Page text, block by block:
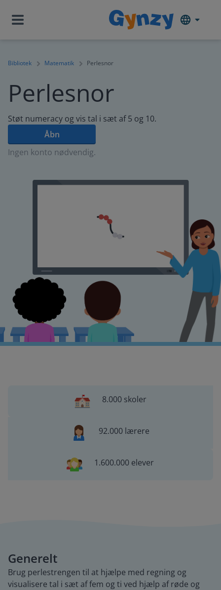
Bibliotek Matematik Perlesnor
Perlesnor
Støt numeracy og vis tal i sæt af 5 og 10.
Åbn
Ingen konto nødvendig.
8.000 skoler
92.000 lærere
1.600.000 elever
Generelt
Brug perlestrengen til at hjælpe med regning og
visualisere tal i sæt af fem og ti ved hjælp af røde og